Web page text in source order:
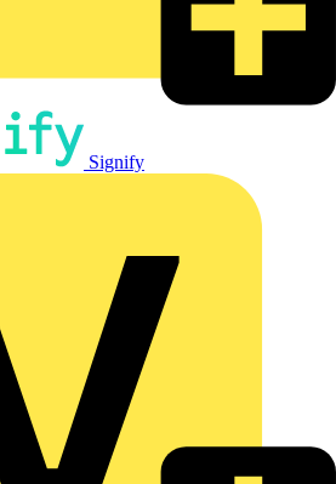
Signify